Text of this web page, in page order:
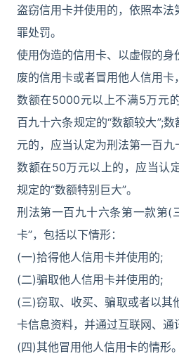
盗窃信用卡并使用的，依照本法
罪处罚。
使用伪造的信用卡、以虚假的
废的信用卡或者冒用他人信用卡
数额在5000元以上不满5万元
百九十六条规定的“数额较大”;
元的，应当认定为刑法第一百九
数额在50万元以上的，应当认
规定的“数额特别巨大”。
刑法第一百九十六条第一款第(
卡”，包括以下情形：
(一)拾得他人信用卡并使用的;
(二)骗取他人信用卡并使用的;
(三)窃取、收买、骗取或者以其
卡信息资料，并通过互联网、通
(四)其他冒用他人信用卡的情形。